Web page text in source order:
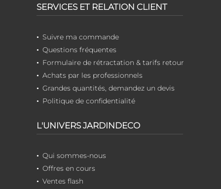
SERVICES ET RELATION CLIENT
Suivre ma commande
Questions fréquentes
Formulaire de rétractation & tarifs retour
Achats par les professionnels
Grandes quantités, demandez un devis
Politique de confidentialité
L'UNIVERS JARDINDECO
Qui sommes-nous
Offres en cours
Ventes flash